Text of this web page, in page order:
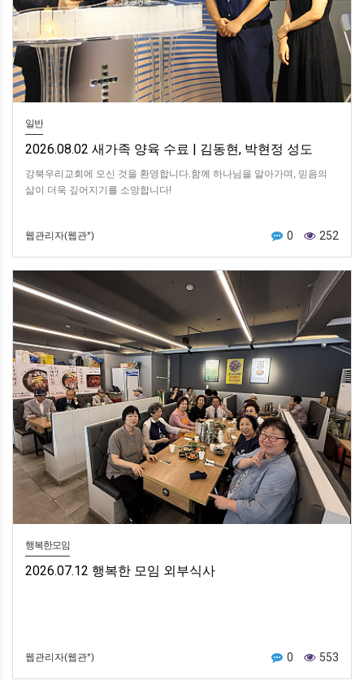
일반
2026.08.02 새가족 양육 수료 | 김동현, 박현정 성도
강북우리교회에 오신 것을 환영합니다.함께 하나님을 알아가며, 믿음의
삶이 더욱 깊어지기를 소망합니다!
웹관리자(웹관*) 0 252
행복한모임
2026.07.12 행복한 모임 외부식사
웹관리자(웹관*) 0 553